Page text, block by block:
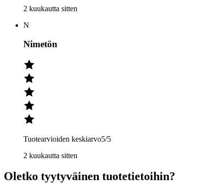
2 kuukautta sitten
N
Nimetön
Tuotearvioiden keskiarvo5/5
2 kuukautta sitten
Oletko tyytyväinen tuotetietoihin?